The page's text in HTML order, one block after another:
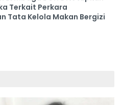
Terkait Perkara
Tata Kelola Makan Bergizi